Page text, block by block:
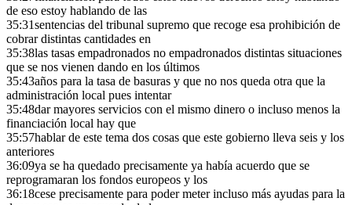
de eso estoy hablando de las
35:31sentencias del tribunal supremo que recoge esa prohibición de
cobrar distintas cantidades en
35:38las tasas empadronados no empadronados distintas situaciones
que se nos vienen dando en los últimos
35:43años para la tasa de basuras y que no nos queda otra que la
administración local pues intentar
35:48dar mayores servicios con el mismo dinero o incluso menos la
financiación local hay que
35:57hablar de este tema dos cosas que este gobierno lleva seis y los
anteriores
36:09ya se ha quedado precisamente ya había acuerdo que se
reprogramaran los fondos europeos y los
36:18cese precisamente para poder meter incluso más ayudas para la